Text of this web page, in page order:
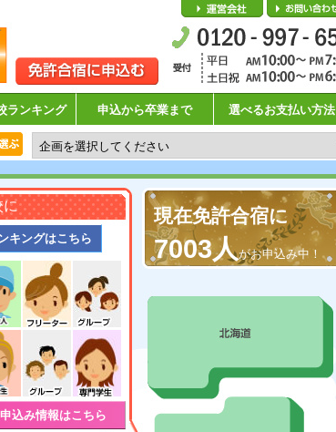
会社概要
ランキング 申込から卒業まで 選べるお支払い方法
に
キングはこちら
込み情報はこちら
現在免許合宿に
7003人がお申込み中！